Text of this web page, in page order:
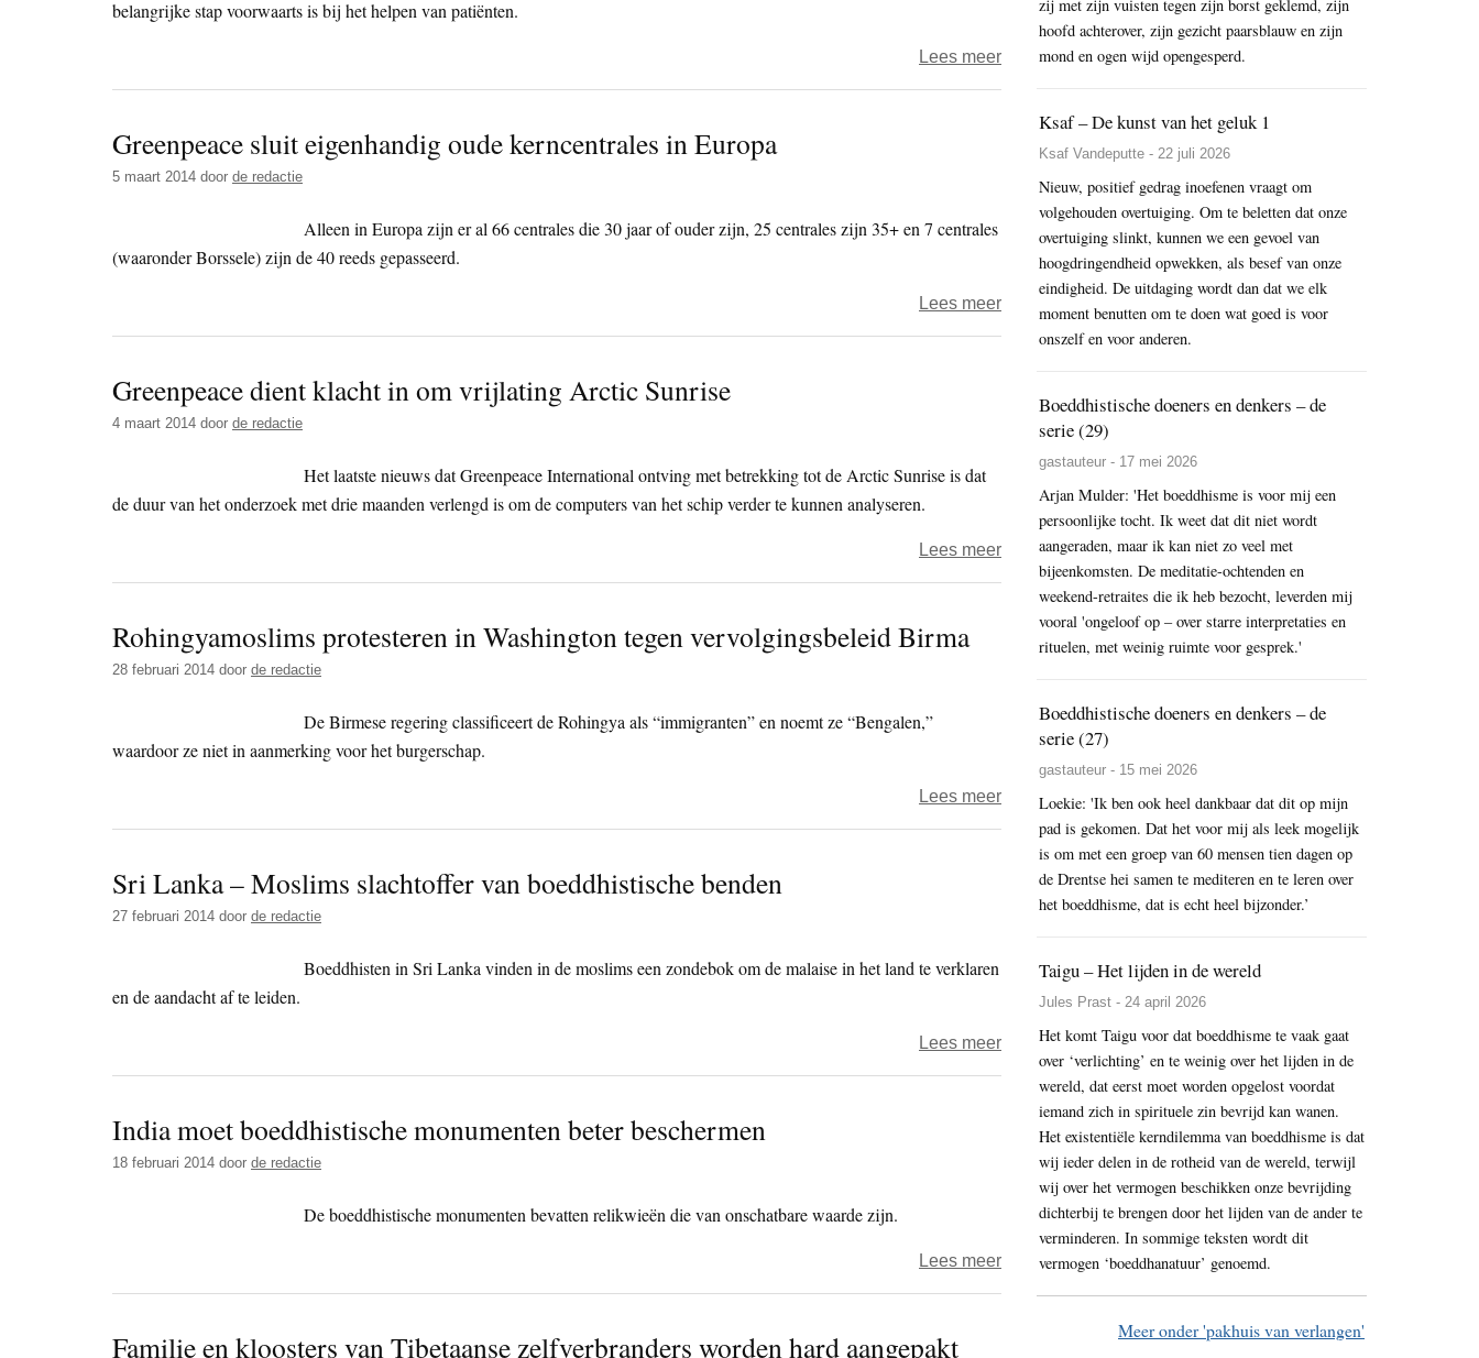
belangrijke stap voorwaarts is bij het helpen van patiënten.
Lees meerover
verlichten
artrose
Greenpeace sluit eigenhandig oude kerncentrales in Europa
5 maart 2014 door de redactie
Alleen in Europa zijn er al 66 centrales die 30 jaar of ouder zijn, 25 centrales zijn 35+ en 7 centrales
(waaronder Borssele) zijn de 40 reeds gepasseerd.
Lees meerover
Greenpeace
oude
kerncentrales
Europa
Greenpeace dient klacht in om vrijlating Arctic Sunrise
4 maart 2014 door de redactie
Het laatste nieuws dat Greenpeace International ontving met betrekking tot de Arctic Sunrise is dat
de duur van het onderzoek met drie maanden verlengd is om de computers van het schip verder te kunnen analyseren.
Lees meerover
Greenpeace
vrijlating
Arctic
Sunrise
Rohingyamoslims protesteren in Washington tegen vervolgingsbeleid Birma
28 februari 2014 door de redactie
De Birmese regering classificeert de Rohingya als “immigranten” en noemt ze “Bengalen,”
waardoor ze niet in aanmerking voor het burgerschap.
Lees meerover
Rohingyamoslims
protesteren
Washington
vervolgingsbeleid
Birma
Sri Lanka – Moslims slachtoffer van boeddhistische benden
27 februari 2014 door de redactie
Boeddhisten in Sri Lanka vinden in de moslims een zondebok om de malaise in het land te verklaren
en de aandacht af te leiden.
Lees meerover
Moslims
slachtoffer
boeddhistische
benden
India moet boeddhistische monumenten beter beschermen
18 februari 2014 door de redactie
De boeddhistische monumenten bevatten relikwieën die van onschatbare waarde zijn.
Lees meerover
boeddhistische
Familie en kloosters van Tibetaanse zelfverbranders worden hard aangepakt
zij met zijn vuisten tegen zijn borst geklemd, zijn
hoofd achterover, zijn gezicht paarsblauw en zijn
mond en ogen wijd opengesperd.
Ksaf – De kunst van het geluk 1
Ksaf Vandeputte - 22 juli 2026
Nieuw, positief gedrag inoefenen vraagt om
volgehouden overtuiging. Om te beletten dat onze
overtuiging slinkt, kunnen we een gevoel van
hoogdringendheid opwekken, als besef van onze
eindigheid. De uitdaging wordt dan dat we elk
moment benutten om te doen wat goed is voor
onszelf en voor anderen.
Boeddhistische doeners en denkers – de
serie (29)
gastauteur - 17 mei 2026
Arjan Mulder: 'Het boeddhisme is voor mij een
persoonlijke tocht. Ik weet dat dit niet wordt
aangeraden, maar ik kan niet zo veel met
bijeenkomsten. De meditatie-ochtenden en
weekend-retraites die ik heb bezocht, leverden mij
vooral 'ongeloof op – over starre interpretaties en
rituelen, met weinig ruimte voor gesprek.'
Boeddhistische doeners en denkers – de
serie (27)
gastauteur - 15 mei 2026
Loekie: 'Ik ben ook heel dankbaar dat dit op mijn
pad is gekomen. Dat het voor mij als leek mogelijk
is om met een groep van 60 mensen tien dagen op
de Drentse hei samen te mediteren en te leren over
het boeddhisme, dat is echt heel bijzonder.’
Taigu – Het lijden in de wereld
Jules Prast - 24 april 2026
Het komt Taigu voor dat boeddhisme te vaak gaat
over ‘verlichting’ en te weinig over het lijden in de
wereld, dat eerst moet worden opgelost voordat
iemand zich in spirituele zin bevrijd kan wanen.
Het existentiële kerndilemma van boeddhisme is dat
wij ieder delen in de rotheid van de wereld, terwijl
wij over het vermogen beschikken onze bevrijding
dichterbij te brengen door het lijden van de ander te
verminderen. In sommige teksten wordt dit
vermogen ‘boeddhanatuur’ genoemd.
Meer onder 'pakhuis van verlangen'